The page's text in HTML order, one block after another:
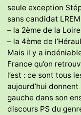
seule exception
sans candidat
– la 2ème de la
– la 4ème de
Mais il y a
France qu’on
l’est : ce sont tous
aujourd’hui
gauche dans son
discours PS du